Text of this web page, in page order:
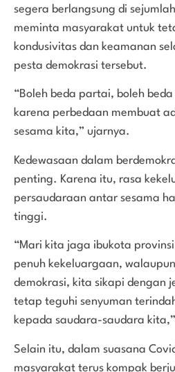
segera berlangsung di
meminta masyarakat untuk
kondusivitas dan keamanan
pesta demokrasi tersebut.
“Boleh beda partai, boleh
karena perbedaan membuat
sesama kita,” ujarnya.
Kedewasaan dalam
penting. Karena itu, rasa
persaudaraan antar sesama
tinggi.
“Mari kita jaga ibukota
penuh kekeluargaan,
demokrasi, kita sikapi dengan
tetap teguhi senyuman
kepada saudara-saudara
Selain itu, dalam suasana
masyarakat terus kompak